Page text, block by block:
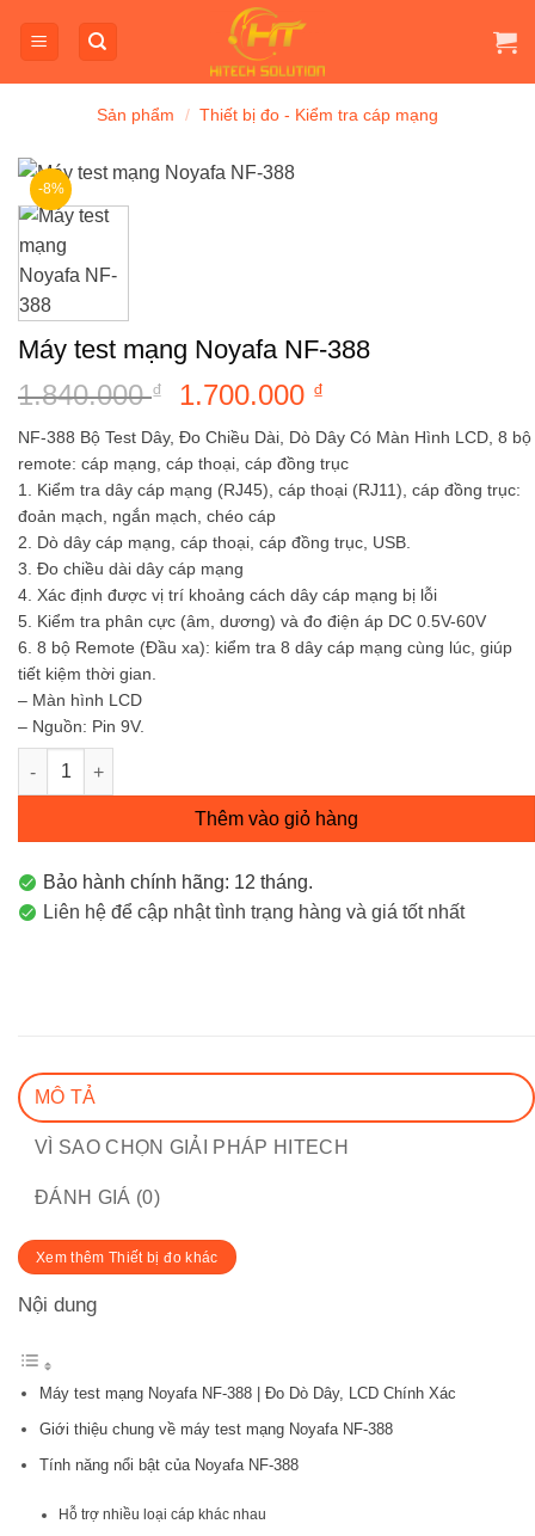
qua
Sản phẩm / Thiết bị đo - Kiểm tra cáp mạng
-8%
Máy test mạng Noyafa NF-388
1.840.000₫
Giá
gốc
là:
1.840.000 ₫.
1.700.000 ₫
hiện
tại
là:
1.700.000 ₫.
NF-388 Bộ Test Dây, Đo Chiều Dài, Dò Dây Có Màn Hình LCD, 8 bộ
remote: cáp mạng, cáp thoại, cáp đồng trục
1. Kiểm tra dây cáp mạng (RJ45), cáp thoại (RJ11), cáp đồng trục:
đoản mạch, ngắn mạch, chéo cáp
2. Dò dây cáp mạng, cáp thoại, cáp đồng trục, USB.
3. Đo chiều dài dây cáp mạng
4. Xác định được vị trí khoảng cách dây cáp mạng bị lỗi
5. Kiểm tra phân cực (âm, dương) và đo điện áp DC 0.5V-60V
6. 8 bộ Remote (Đầu xa): kiểm tra 8 dây cáp mạng cùng lúc, giúp
tiết kiệm thời gian.
– Màn hình LCD
– Nguồn: Pin 9V.
Máy test mạng Noyafa NF-388 số lượng
Thêm vào giỏ hàng
Bảo hành chính hãng: 12 tháng.
Liên hệ để cập nhật tình trạng hàng và giá tốt nhất
MÔ TẢ
VÌ SAO CHỌN GIẢI PHÁP HITECH
ĐÁNH GIÁ (0)
Xem thêm Thiết bị đo khác
Nội dung
Máy test mạng Noyafa NF-388 | Đo Dò Dây, LCD Chính Xác
Giới thiệu chung về máy test mạng Noyafa NF-388
Tính năng nổi bật của Noyafa NF-388
Hỗ trợ nhiều loại cáp khác nhau